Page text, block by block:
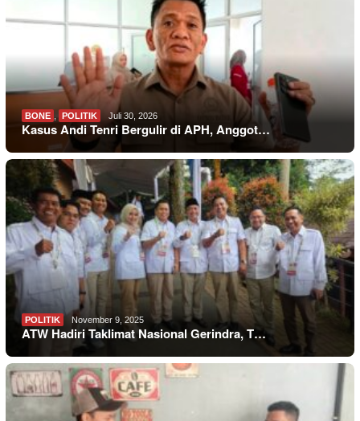
BONE POLITIK Juli 30, 2026
Kasus Andi Tenri Bergulir di APH, Anggot…
POLITIK November 9, 2025
ATW Hadiri Taklimat Nasional Gerindra, T…